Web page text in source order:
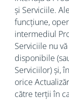
și Serviciile.
funcțiune,
intermediul
Serviciile nu
disponibile
Serviciilor) și,
orice
către terții în